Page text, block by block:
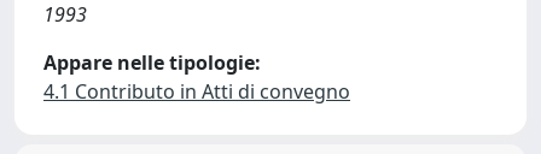
1993
Appare nelle tipologie:
4.1 Contributo in Atti di convegno